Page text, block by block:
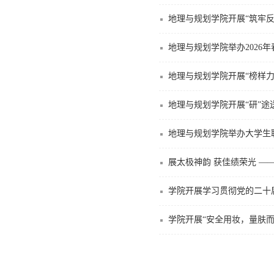
地理与规划学院开展“筑牢
地理与规划学院举办2026
地理与规划学院开展“榜样
地理与规划学院开展“研”
地理与规划学院举办大学生
展太极神韵 获佳绩荣光
学院开展学习贯彻党的二
学院开展“安全用妆，量肤